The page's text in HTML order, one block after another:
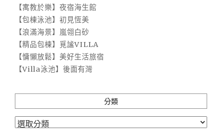
【寓教於樂】夜宿海生館
【包棟泳池】初見恆美
【浪滿海景】嵐翎白砂
【精品包棟】覓謐VILLA
【慵懶放鬆】美好生活旅宿
【Villa泳池】後面有灣
分類
分